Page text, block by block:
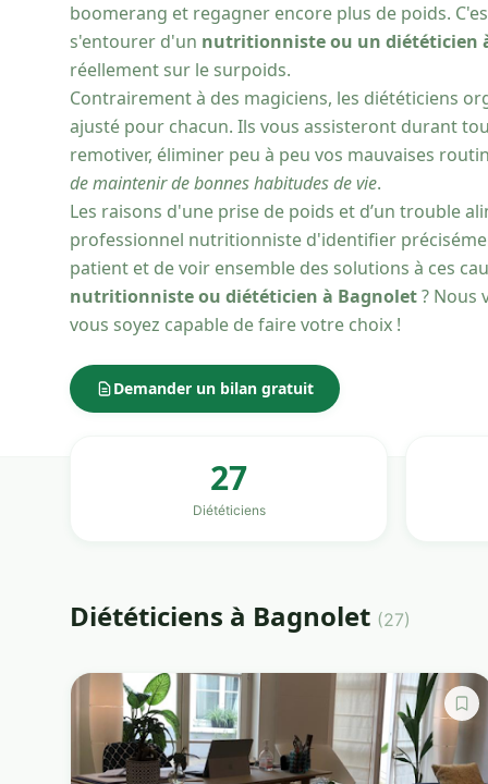
boomerang et regagner encore plus de poids.
s'entourer d'un nutritionniste ou un diététicien
réellement sur le surpoids.
Contrairement à des magiciens, les diététiciens
ajusté pour chacun. Ils vous assisteront durant
remotiver, éliminer peu à peu vos mauvaises
de maintenir de bonnes habitudes de vie.
Les raisons d'une prise de poids et d’un trouble
professionnel nutritionniste d'identifier
patient et de voir ensemble des solutions à ces
nutritionniste ou diététicien à Bagnolet? Nous
vous soyez capable de faire votre choix !
Demander un bilan gratuit
27
Diététiciens
Diététiciens à Bagnolet (27)